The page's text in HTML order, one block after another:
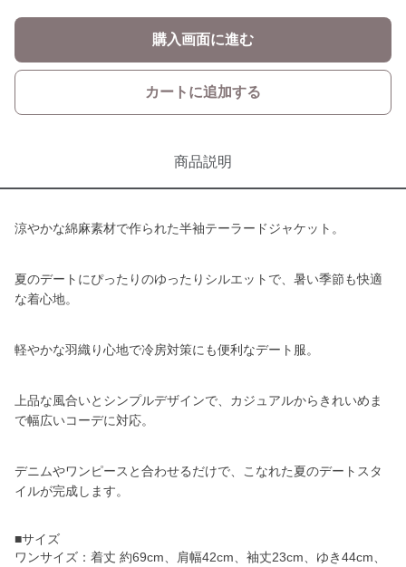
購入画面に進む
カートに追加する
商品説明
涼やかな綿麻素材で作られた半袖テーラードジャケット。
夏のデートにぴったりのゆったりシルエットで、暑い季節も快適
な着心地。
軽やかな羽織り心地で冷房対策にも便利なデート服。
上品な風合いとシンプルデザインで、カジュアルからきれいめま
で幅広いコーデに対応。
デニムやワンピースと合わせるだけで、こなれた夏のデートスタ
イルが完成します。
■サイズ
ワンサイズ：着丈 約69cm、肩幅42cm、袖丈23cm、ゆき44cm、